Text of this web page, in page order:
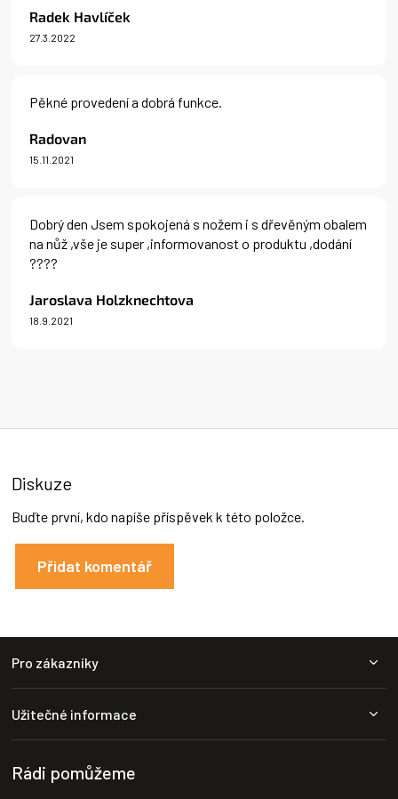
Radek Havlíček
Hodnocení produktu je 5 z 5 hvězdiček.
27.3.2022
Radovan
Hodnocení produktu je 5 z 5 hvězdiček.
15.11.2021
Pěkné provedení a dobrá funkce.
Jaroslava Holzknechtova
Hodnocení produktu je 5 z 5 hvězdiček.
18.9.2021
Dobrý den Jsem spokojená s nožem i s dřevěným obalem
na nůž ,vše je super ,informovanost o produktu ,dodání
????
Diskuze
Buďte první, kdo napíše příspěvek k této položce.
Přidat komentář
Pro zákazníky
Užitečné informace
Rádi pomůžeme